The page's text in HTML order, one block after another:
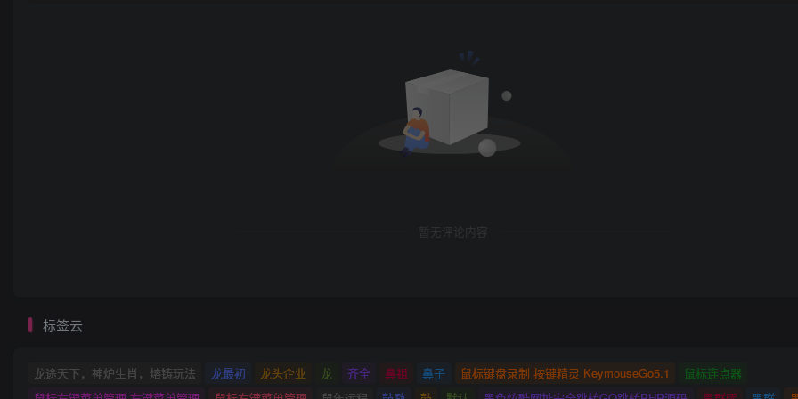
暂无评论内容
标签云
龙途天下，神炉生肖，熔铸玩法 龙最初 龙头企业 龙 齐全 鼻祖 鼻子 鼠标键盘录制 按键精灵 KeymouseGo5.1
鼠标连点器